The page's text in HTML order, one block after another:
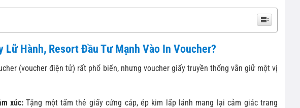
Lữ Hành, Resort Đầu Tư Mạnh Vào In Voucher?
(voucher điện tử) rất phổ biến, nhưng voucher giấy truyền thống vẫn giữ một vị
xúc:Tặng một tấm thẻ giấy cứng cáp, ép kim lấp lánh mang lại cảm giác trang